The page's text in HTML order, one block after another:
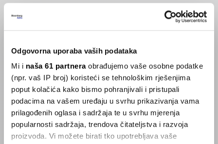
Odgovorna uporaba vaših podataka
Mi i naša 61 partneraobrađujemo vaše osobne podatke
(npr. vaš IP broj) koristeći se tehnološkim rješenjima
poput kolačića kako bismo pohranjivali i pristupali
podacima na vašem uređaju u svrhu prikazivanja vama
prilagođenih oglasa i sadržaja te u svrhu mjerenja
popularnosti sadržaja, trendova čitateljstva i razvoja
proizvoda. Vi možete birati tko upotrebljava vaše
SVE VIJESTI IZ RUBRIKE ZOOM IN
Businessweek Adria
Korisnici GLP-1 lijekova mršave,
ekonomija se deblja
Visok trošak selidbe kompanija iz Kine
05.12.2025